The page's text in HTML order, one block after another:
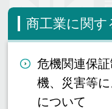
商工業に関す
危機関連保
機、災害等に
について